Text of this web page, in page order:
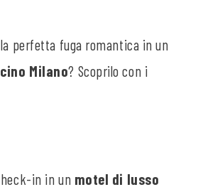
perfetta fuga romantica in un
Milano? Scoprilo con i
in in un motel di lusso